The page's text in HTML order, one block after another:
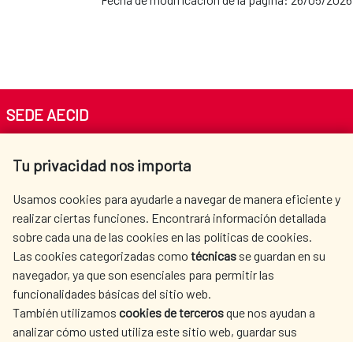
Tu privacidad nos importa
Usamos cookies para ayudarle a navegar de manera eficiente y
realizar ciertas funciones. Encontrará información detallada
sobre cada una de las cookies en las políticas de cookies.
Las cookies categorizadas como técnicas se guardan en su
navegador, ya que son esenciales para permitir las
funcionalidades básicas del sitio web.
También utilizamos cookies de tercerosque nos ayudan a
analizar cómo usted utiliza este sitio web, guardar sus
SEDE AECID
Tel. +34 900 20 30 54​​​​​​​
AECID
WHERE DO WE COOPERATE?
SPANISH HUMANITARIAN
ACTION
PRESS ROOM
CULTURE AND SCIENCE LIBRARY